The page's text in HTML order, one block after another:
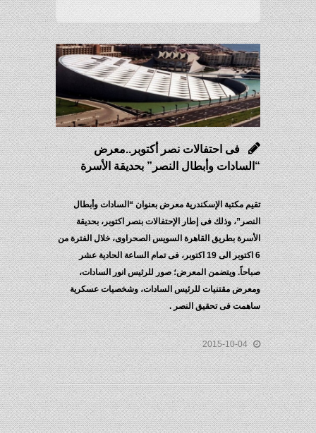
فى احتفالات نصر أكتوبر..معرض
“السادات وأبطال النصر” بحديقة الأسرة
تقيم مكتبة الإسكندرية معرض بعنوان “السادات وأبطال
النصر”، وذلك فى إطار الإحتفالات بنصر اكتوبر، بحديقة
الأسرة بطريق القاهرة السويس الصحراوى، خلال الفترة من
6 اكتوبر الى 19 اكتوبر، فى تمام الساعة الحادية عشر
صباحاً. ويتضمن المعرض؛ صور للرئيس انور السادات،
ومعرض مقتنيات للرئيس السادات، وشخصيات عسكرية
ساهمت فى تحقيق النصر .
2015-10-04